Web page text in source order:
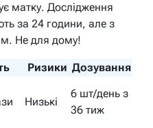
матку. Дослідження
за 24 години, але з
Не для дому!
Ризики Дозування
Низькі
6 шт/день з
36 тиж